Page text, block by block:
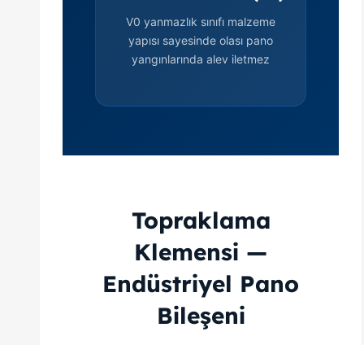
V0 yanmazlık sınıfı malzeme
yapısı sayesinde olası pano
yangınlarında alev iletmez
Topraklama
Klemensi —
Endüstriyel Pano
Bileşeni